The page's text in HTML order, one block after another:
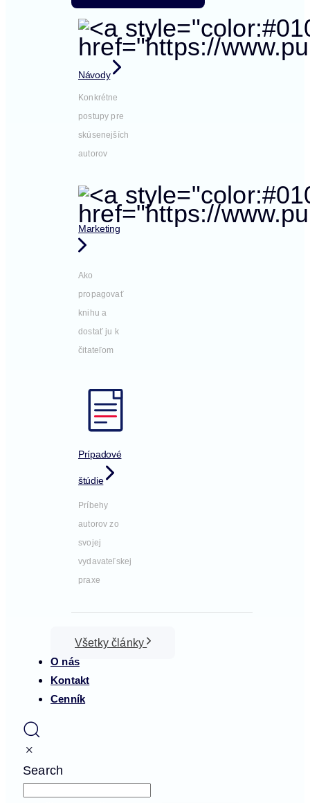
Návody
Konkrétne
postupy pre
skúsenejších
autorov
Marketing
Ako
propagovať
knihu a
dostať ju k
čitateľom
Prípadové
štúdie
Príbehy
autorov zo
svojej
vydavateľskej
praxe
Všetky články
O nás
Kontakt
Cenník
Search